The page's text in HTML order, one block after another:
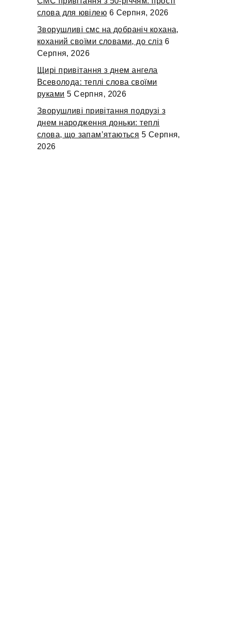
слова для ювілею 6 Серпня, 2026
Зворушливі смс на добраніч кохана,
коханий своїми словами, до сліз 6
Серпня, 2026
Щирі привітання з днем ангела
Всеволода: теплі слова своїми
руками 5 Серпня, 2026
Зворушливі привітання подрузі з
днем народження доньки: теплі
слова, що запам’ятаються 5 Серпня,
2026